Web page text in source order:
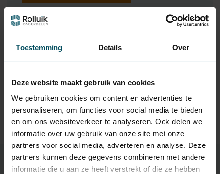
Toestemming Details Over
Deze website maakt gebruik van cookies
We gebruiken cookies om content en advertenties te
personaliseren, om functies voor social media te bieden
en om ons websiteverkeer te analyseren. Ook delen we
informatie over uw gebruik van onze site met onze
partners voor social media, adverteren en analyse. Deze
partners kunnen deze gegevens combineren met andere
informatie die u aan ze heeft verstrekt of die ze hebben
NICE
Nice buismotor Era XL
NICE
Nice Motorsteun tbv Nice
Era XL
Op voorraad
29,95